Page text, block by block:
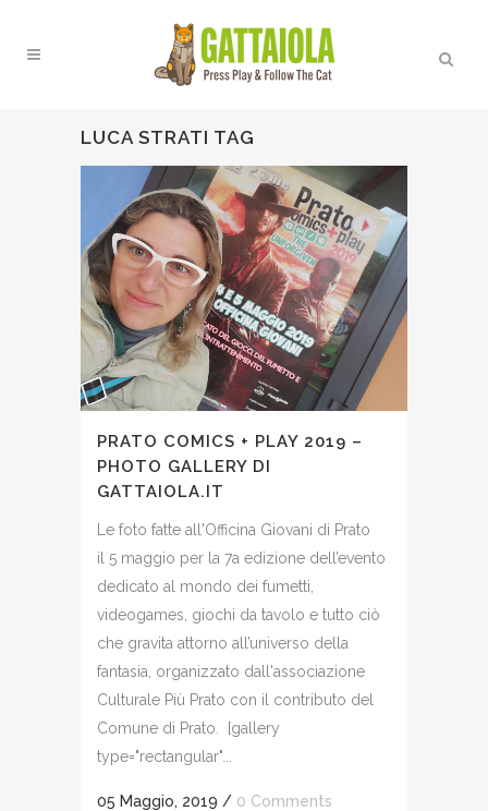
LUCA STRATI TAG
PRATO COMICS + PLAY 2019 –
PHOTO GALLERY DI
GATTAIOLA.IT
Le foto fatte all'Officina Giovani di Prato
il 5 maggio per la 7a edizione dell’evento
dedicato al mondo dei fumetti,
videogames, giochi da tavolo e tutto ciò
che gravita attorno all’universo della
fantasia, organizzato dall'associazione
Culturale Più Prato con il contributo del
Comune di Prato. [gallery
type="rectangular"...
05 Maggio, 2019 / 0 Comments